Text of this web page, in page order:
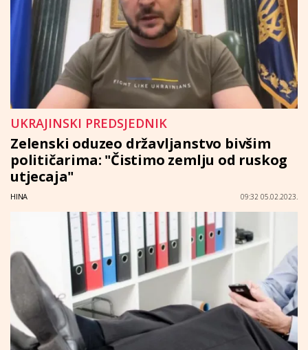
UKRAJINSKI PREDSJEDNIK
Zelenski oduzeo državljanstvo bivšim
političarima: "Čistimo zemlju od ruskog
utjecaja"
HINA 09:32 05.02.2023.